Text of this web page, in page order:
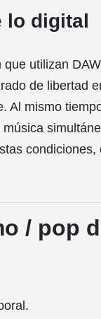
lo digital
utilizan
de libertad
Al mismo
condiciones,
/ pop